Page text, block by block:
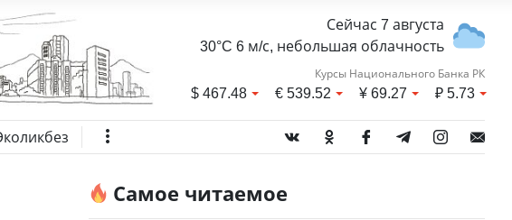
Сейчас 7 августа
30°C 6 м/с, небольшая облачность
Курсы Национального Банка РК
$467.48 €539.52 ¥69.27 ₽5.73
Самое читаемое